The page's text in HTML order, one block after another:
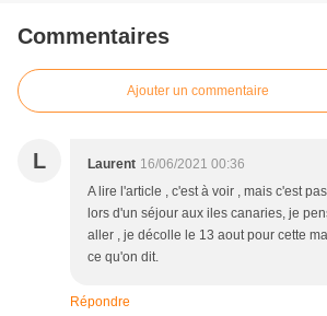
Commentaires
Ajouter un commentaire
L Laurent 16/06/2021 00:36
A lire l'article , c'est à voir , mais c'est
lors d'un séjour aux iles canaries, je
aller , je décolle le 13 aout pour cette
ce qu'on dit.
Répondre